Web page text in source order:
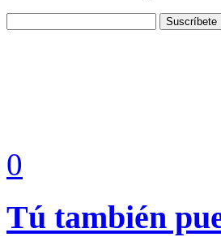
0
Tú también